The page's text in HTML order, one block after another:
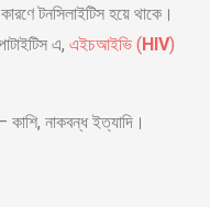
টনসিলাইটিস হয়ে থাকে।
এ, এইচআইভি ( HIV)
কাশি, নাকবন্ধ ইত্যাদি।